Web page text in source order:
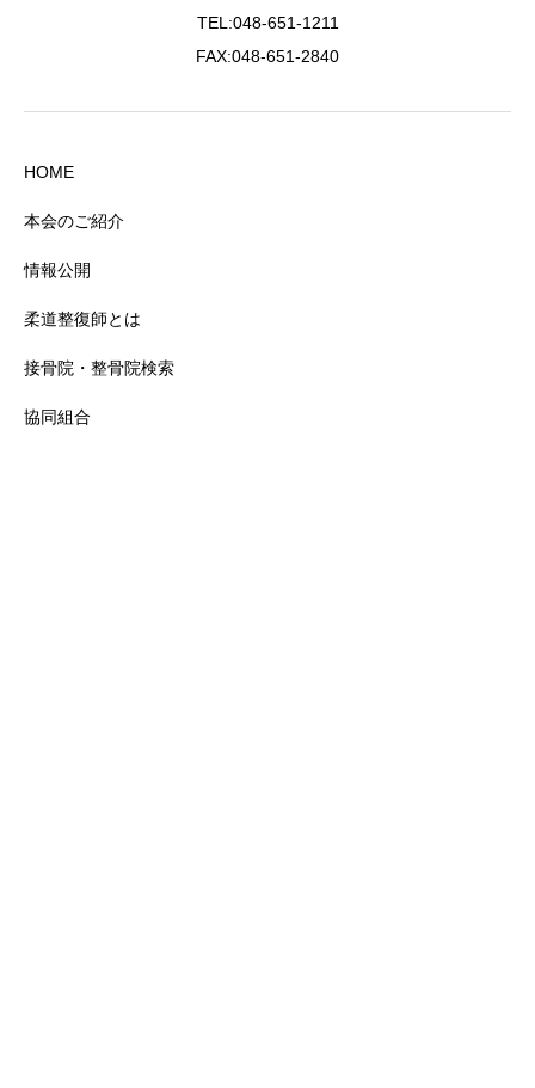
TEL:048-651-1211
FAX:048-651-2840
HOME
本会のご紹介
情報公開
柔道整復師とは
接骨院・整骨院検索
協同組合